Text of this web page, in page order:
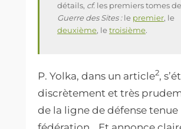
détails, cf. les premiers tomes
Guerre des Sites :le premier, le
deuxième, letroisième.
P. Yolka, dans un article2,
discrètement et très
de la ligne de défense tenue